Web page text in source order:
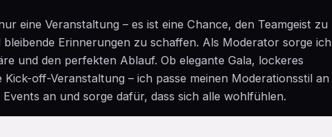
eine Veranstaltung – es ist eine Chance, den Teamgeist zu
Erinnerungen zu schaffen. Als Moderator sorge ich
und den perfekten Ablauf. Ob elegante Gala, lockeres
off-Veranstaltung – ich passe meinen Moderationsstil an
an und sorge dafür, dass sich alle wohlfühlen.